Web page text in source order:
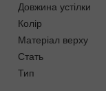
Довжина устілки
Колір
Матеріал верху
Стать
Тип